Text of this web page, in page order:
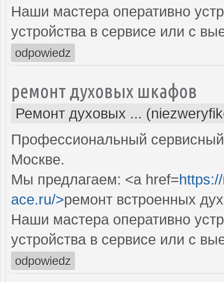
Наши мастера оперативно
устройства в сервисе или с
odpowiedz
ремонт духовых шкафов
Ремонт духовых ...
Профессиональный
Москве.
Мы предлагаем: <a href=
ace.ru/>ремонт встроенных
Наши мастера оперативно
устройства в сервисе или с
odpowiedz